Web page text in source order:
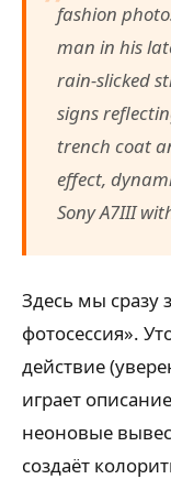
fashion
man in his
rain-slicked
signs
trench coat
effect,
Sony A7III
Здесь мы сразу
фотосессия».
действие
играет
неоновые
создаёт